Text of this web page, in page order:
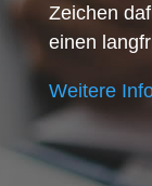
Zeichen
einen
Weitere